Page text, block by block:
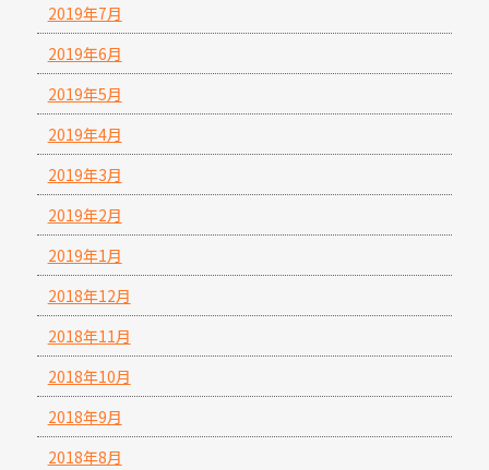
2019年7月
2019年6月
2019年5月
2019年4月
2019年3月
2019年2月
2019年1月
2018年12月
2018年11月
2018年10月
2018年9月
2018年8月